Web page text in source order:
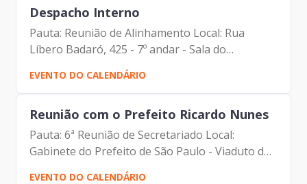
Despacho Interno
Pauta: Reunião de Alinhamento Local: Rua
Líbero Badaró, 425 - 7º andar - Sala do
Presidente | Prodam-SP - Paulo Cabral -
Assessor da Presidência |...
EVENTO DO CALENDÁRIO
Reunião com o Prefeito Ricardo Nunes
Pauta: 6ª Reunião de Secretariado Local:
Gabinete do Prefeito de São Paulo - Viaduto do
EVENTO DO CALENDÁRIO